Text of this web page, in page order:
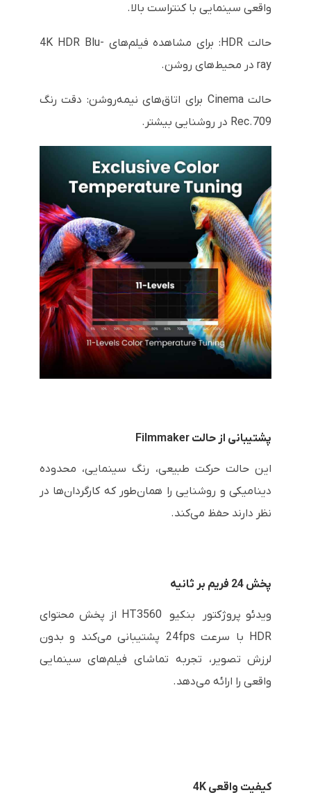
واقعی سینمایی با کنتراست بالا.
حالت HDR: برای مشاهده فیلم‌های 4K HDR Blu-
ray در محیط‌های روشن.
حالت Cinema برای اتاق‌های نیمه‌روشن: دقت رنگ
Rec.709 در روشنایی بیشتر.
پشتیبانی از حالت Filmmaker
این حالت حرکت طبیعی، رنگ سینمایی، محدوده
دینامیکی و روشنایی را همان‌طور که کارگردان‌ها در
نظر دارند حفظ می‌کند.
پخش 24 فریم بر ثانیه
ویدئو پروژکتور بنکیو HT3560 از پخش محتوای
HDR با سرعت 24fps پشتیبانی می‌کند و بدون
لرزش تصویر، تجربه تماشای فیلم‌های سینمایی
واقعی را ارائه می‌دهد.
کیفیت واقعی 4K